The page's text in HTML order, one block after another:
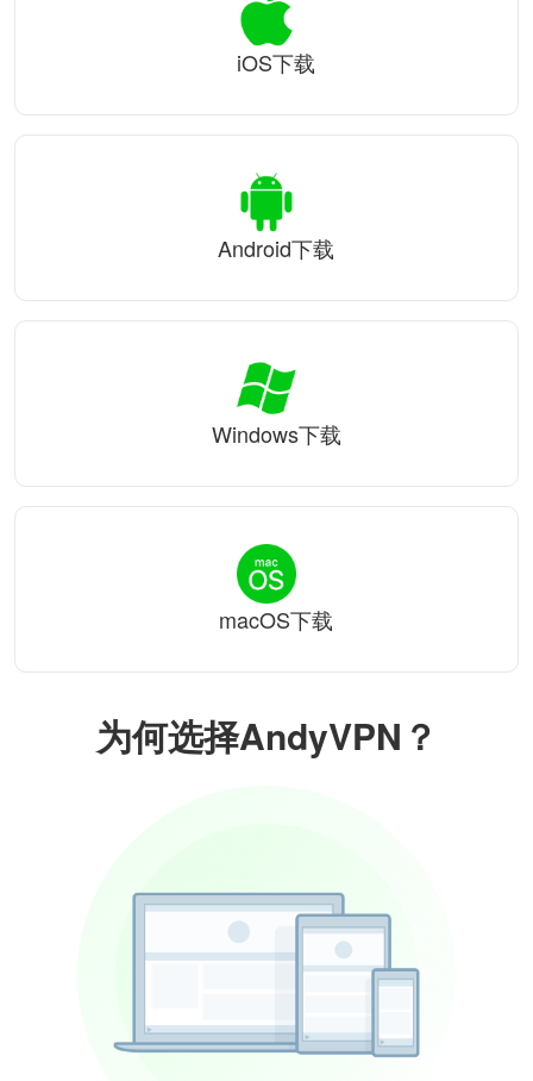
为何选择AndyVPN？
iOS下载
Android下载
Windows下载
macOS下载